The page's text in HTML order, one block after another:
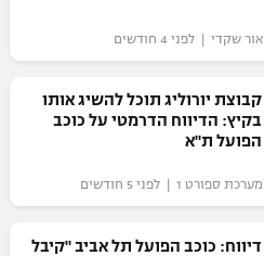
אור שקדי | לפני 4 חודשים
קבוצת יורוליג תוכל להשיג אותו
בקיץ: הדיווח הדרמטי על כוכב
הפועל ת"א
מערכת ספורט 1 | לפני 5 חודשים
דיווח: כוכב הפועל תל אביב "קיבל